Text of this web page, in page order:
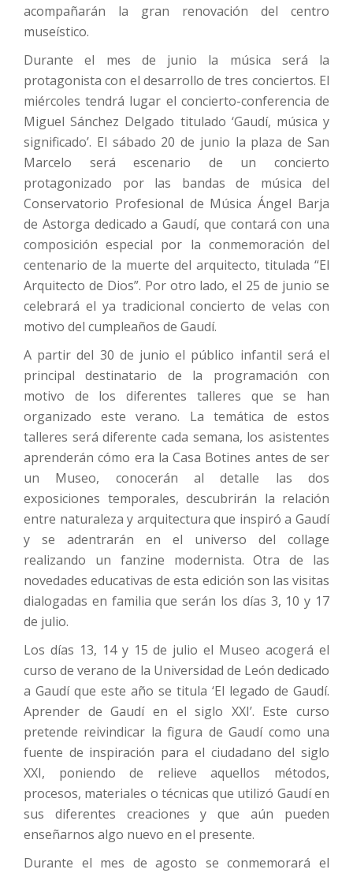
acompañarán la gran renovación del centro
museístico.
Durante el mes de junio la música será la
protagonista con el desarrollo de tres conciertos. El
miércoles tendrá lugar el concierto-conferencia de
Miguel Sánchez Delgado titulado ‘Gaudí, música y
significado’. El sábado 20 de junio la plaza de San
Marcelo será escenario de un concierto
protagonizado por las bandas de música del
Conservatorio Profesional de Música Ángel Barja
de Astorga dedicado a Gaudí, que contará con una
composición especial por la conmemoración del
centenario de la muerte del arquitecto, titulada “El
Arquitecto de Dios”. Por otro lado, el 25 de junio se
celebrará el ya tradicional concierto de velas con
motivo del cumpleaños de Gaudí.
A partir del 30 de junio el público infantil será el
principal destinatario de la programación con
motivo de los diferentes talleres que se han
organizado este verano. La temática de estos
talleres será diferente cada semana, los asistentes
aprenderán cómo era la Casa Botines antes de ser
un Museo, conocerán al detalle las dos
exposiciones temporales, descubrirán la relación
entre naturaleza y arquitectura que inspiró a Gaudí
y se adentrarán en el universo del collage
realizando un fanzine modernista. Otra de las
novedades educativas de esta edición son las visitas
dialogadas en familia que serán los días 3, 10 y 17
de julio.
Los días 13, 14 y 15 de julio el Museo acogerá el
curso de verano de la Universidad de León dedicado
a Gaudí que este año se titula ‘El legado de Gaudí.
Aprender de Gaudí en el siglo XXI’. Este curso
pretende reivindicar la figura de Gaudí como una
fuente de inspiración para el ciudadano del siglo
XXI, poniendo de relieve aquellos métodos,
procesos, materiales o técnicas que utilizó Gaudí en
sus diferentes creaciones y que aún pueden
enseñarnos algo nuevo en el presente.
Durante el mes de agosto se conmemorará el